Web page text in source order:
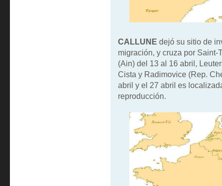
CALLUNE dejó su sitio de
migración, y cruza por
(Ain) del 13 al 16 abril,
Cista y Radimovice (Rep.
abril y el 27 abril es
reproducción.